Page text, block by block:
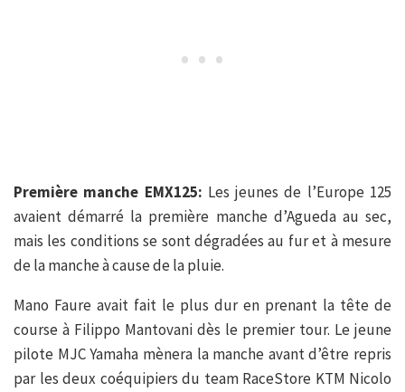
Première manche EMX125: Les jeunes de l’Europe 125
avaient démarré la première manche d’Agueda au sec,
mais les conditions se sont dégradées au fur et à mesure
de la manche à cause de la pluie.
Mano Faure avait fait le plus dur en prenant la tête de
course à Filippo Mantovani dès le premier tour. Le jeune
pilote MJC Yamaha mènera la manche avant d’être repris
par les deux coéquipiers du team RaceStore KTM Nicolo